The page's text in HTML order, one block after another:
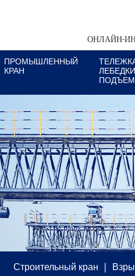
ОНЛАЙН-
ПРОМЫШЛЕННЫЙ
КРАН
Строительный кран